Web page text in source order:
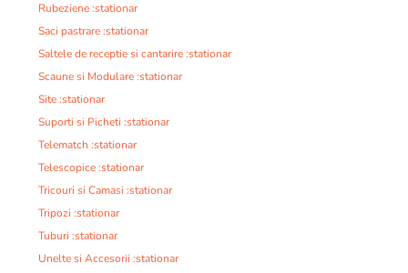
Rubeziene :stationar
Saci pastrare :stationar
Saltele de receptie si cantarire :stationar
Scaune si Modulare :stationar
Site :stationar
Suporti si Picheti :stationar
Telematch :stationar
Telescopice :stationar
Tricouri si Camasi :stationar
Tripozi :stationar
Tuburi :stationar
Unelte si Accesorii :stationar